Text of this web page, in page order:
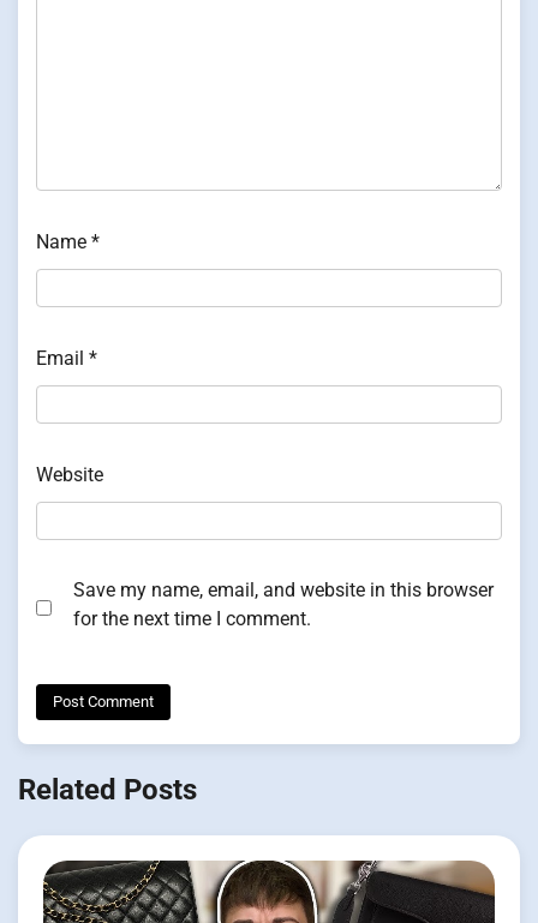
Name *
Email *
Website
Save my name, email, and website in this browser
for the next time I comment.
Related Posts